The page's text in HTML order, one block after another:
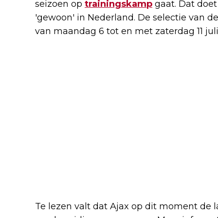
seizoen op trainingskamp gaat. Dat
'gewoon' in Nederland. De selectie van
van maandag 6 tot en met zaterdag 11
Te lezen valt dat Ajax op dit moment de